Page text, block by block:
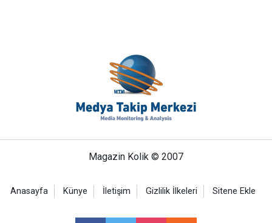
Magazin Kolik © 2007
Anasayfa Künye İletişim Gizlilik İlkeleri Sitene Ekle